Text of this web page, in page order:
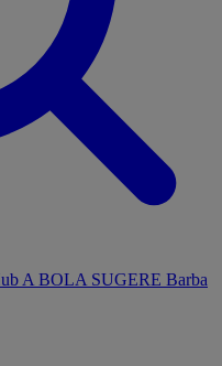
A BOLA SUGERE Barba